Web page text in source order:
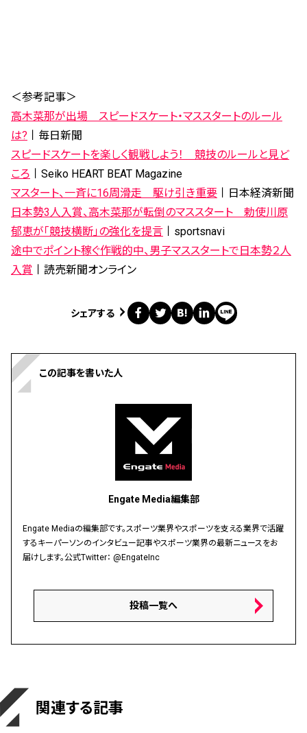
＜参考記事＞
高木菜那が出場 スピードスケート・マススタートのルール
は? 丨毎日新聞
スピードスケートを楽しく観戦しよう！ 競技のルールと見ど
ころ 丨Seiko HEART BEAT Magazine
マスタート、一斉に16周滑走 駆け引き重要 丨日本経済新聞
日本勢3人入賞、高木菜那が転倒のマススタート 勅使川原
郁恵が「競技横断」の強化を提言 丨sportsnavi
途中でポイント稼ぐ作戦的中、男子マススタートで日本勢２人
入賞 丨読売新聞オンライン
シェアする
この記事を書いた人
Engate Media編集部
Engate Mediaの編集部です。スポーツ業界やスポーツを支える業界で活躍
するキーパーソンのインタビュー記事やスポーツ業界の最新ニュースをお
届けします。公式Twitter： @EngateInc
投稿一覧へ
関連する記事